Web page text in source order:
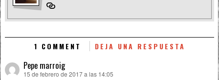
1 COMMENT DEJA UNA RESPUESTA
Pepe marroig
dice:
15 de febrero de 2017 a las 14:05